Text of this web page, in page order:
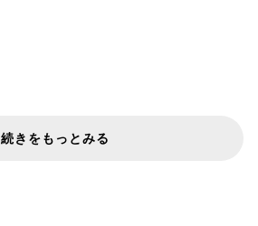
続きをもっとみる